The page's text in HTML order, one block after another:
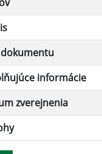
informácie
zverejnenia